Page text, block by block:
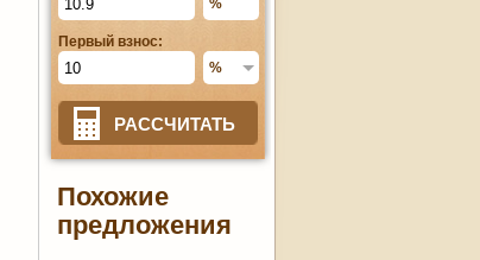
Первый взнос:
РАССЧИТАТЬ
Похожие
предложения